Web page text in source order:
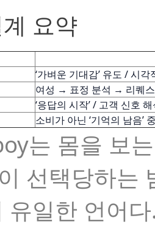
요약
‘가벼운 기대감’ 유도 / 시각
여성 → 표정 분석 → 리퀘
‘응답의 시작’ / 고객 신호
소비가 아닌 ‘기억의 남음’
는 몸을 보
선택당하는
유일한 언어다